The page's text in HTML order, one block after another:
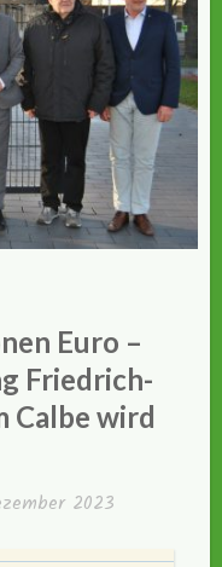
Euro –
Friedrich-
Calbe wird
2023